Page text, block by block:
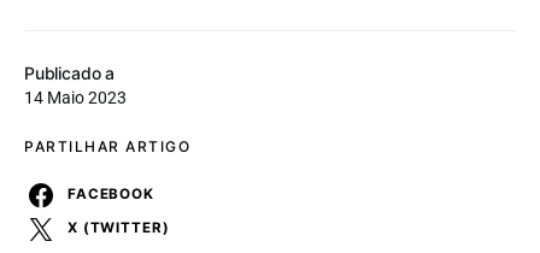
Publicado a
14 Maio 2023
PARTILHAR ARTIGO
FACEBOOK
X (TWITTER)